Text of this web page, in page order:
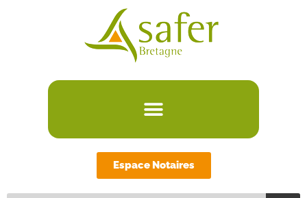
Espace Notaires